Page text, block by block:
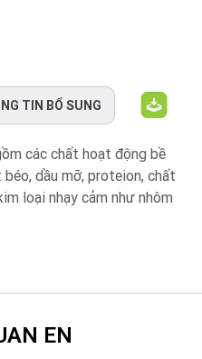
TIN BỔ SUNG
các chất hoạt động bề
dầu mỡ, proteion, chất
loại nhạy cảm như nhôm
EN